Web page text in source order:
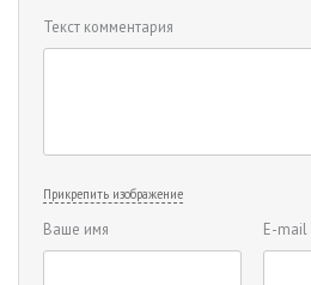
Текст комментария
Прикрепить изображение
Ваше имя E-mail